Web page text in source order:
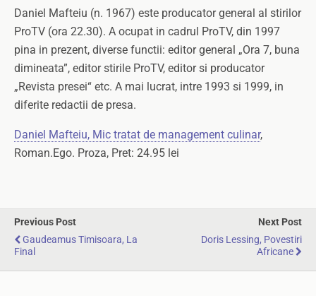
Daniel Mafteiu (n. 1967) este producator general al stirilor
ProTV (ora 22.30). A ocupat in cadrul ProTV, din 1997
pina in prezent, diverse functii: editor general „Ora 7, buna
dimineata”, editor stirile ProTV, editor si producator
„Revista presei“ etc. A mai lucrat, intre 1993 si 1999, in
diferite redactii de presa.
Daniel Mafteiu, Mic tratat de management culinar,
Roman.Ego. Proza, Pret: 24.95 lei
Previous Post
Gaudeamus Timisoara, La
Final
Next Post
Doris Lessing, Povestiri
Africane